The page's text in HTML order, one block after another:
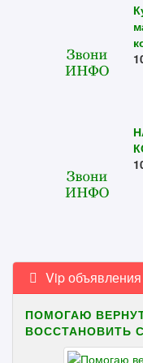
Vip объявления
ПОМОГАЮ
ВОССТАНОВИТЬ